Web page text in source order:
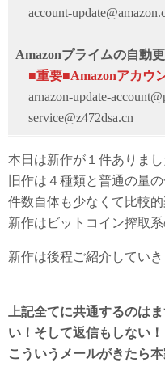
account-
Amazonプライムの自動
■重要■Amazonアカウ
arnazon-update-
service@z472dsa.cn
本日は新作が１件ありまし
旧作は４種類と普通の量の
件数自体も少なくて比較
新作はビットコイン搾取系
新作は後程ご紹介していき
上記全てに共通するのは
い！そして返信もしない！
こういうメールがきたら